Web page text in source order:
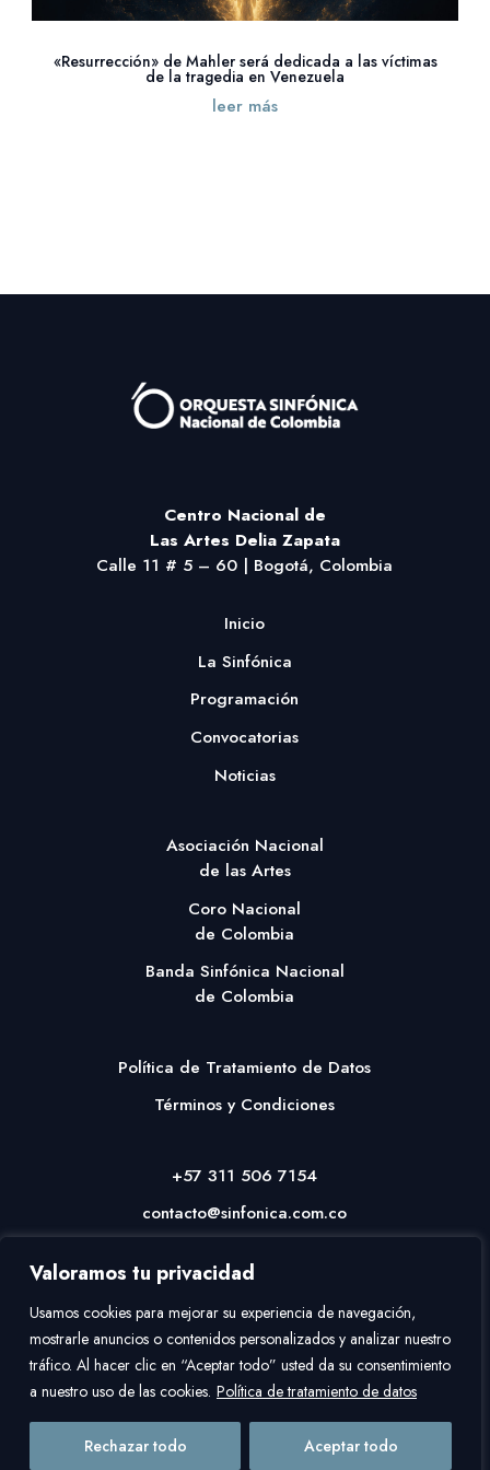
Valoramos tu privacidad
Usamos cookies para mejorar su experiencia de navegación,
mostrarle anuncios o contenidos personalizados y analizar nuestro
tráfico. Al hacer clic en “Aceptar todo” usted da su consentimiento
a nuestro uso de las cookies. Política de tratamiento de datos
Rechazar todo Aceptar todo
«Resurrección» de Mahler será dedicada a las víctimas
de la tragedia en Venezuela
leer más
Centro Nacional de
Las Artes Delia Zapata
Calle 11 # 5 – 60 | Bogotá, Colombia
Inicio
La Sinfónica
Programación
Convocatorias
Noticias
Asociación Nacional
de las Artes
Coro Nacional
de Colombia
Banda Sinfónica Nacional
de Colombia
Política de Tratamiento de Datos
Términos y Condiciones
+57 311 506 7154
contacto@sinfonica.com.co
Copyright © 2026Asociación Nacional de Las Artes| Desarrollado por